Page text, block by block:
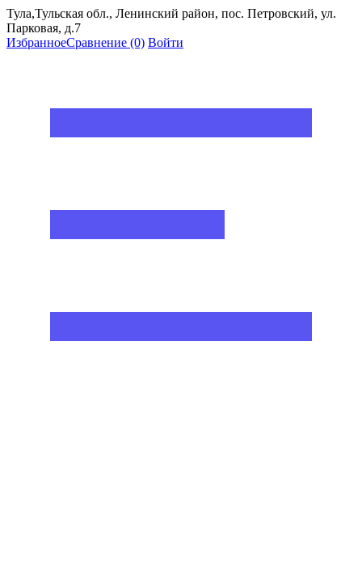
Тула,Тульская обл., Ленинский район, пос. Петровский, ул.
Парковая, д.7
ИзбранноеСравнение (0) Войти